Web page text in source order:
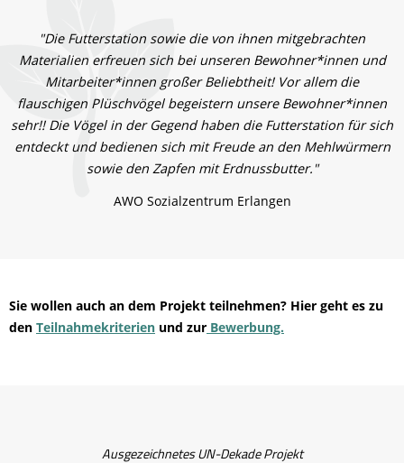
"Die Futterstation sowie die von ihnen mitgebrachten
Materialien erfreuen sich bei unseren Bewohner*innen und
Mitarbeiter*innen großer Beliebtheit! Vor allem die
flauschigen Plüschvögel begeistern unsere Bewohner*innen
sehr!! Die Vögel in der Gegend haben die Futterstation für sich
entdeckt und bedienen sich mit Freude an den Mehlwürmern
sowie den Zapfen mit Erdnussbutter."
AWO Sozialzentrum Erlangen
Sie wollen auch an dem Projekt teilnehmen? Hier geht es zu
den Teilnahmekriterien und zur Bewerbung.
Ausgezeichnetes UN-Dekade Projekt